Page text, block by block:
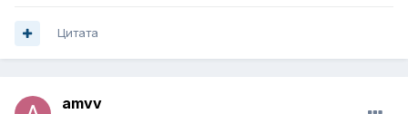
Цитата
amvv